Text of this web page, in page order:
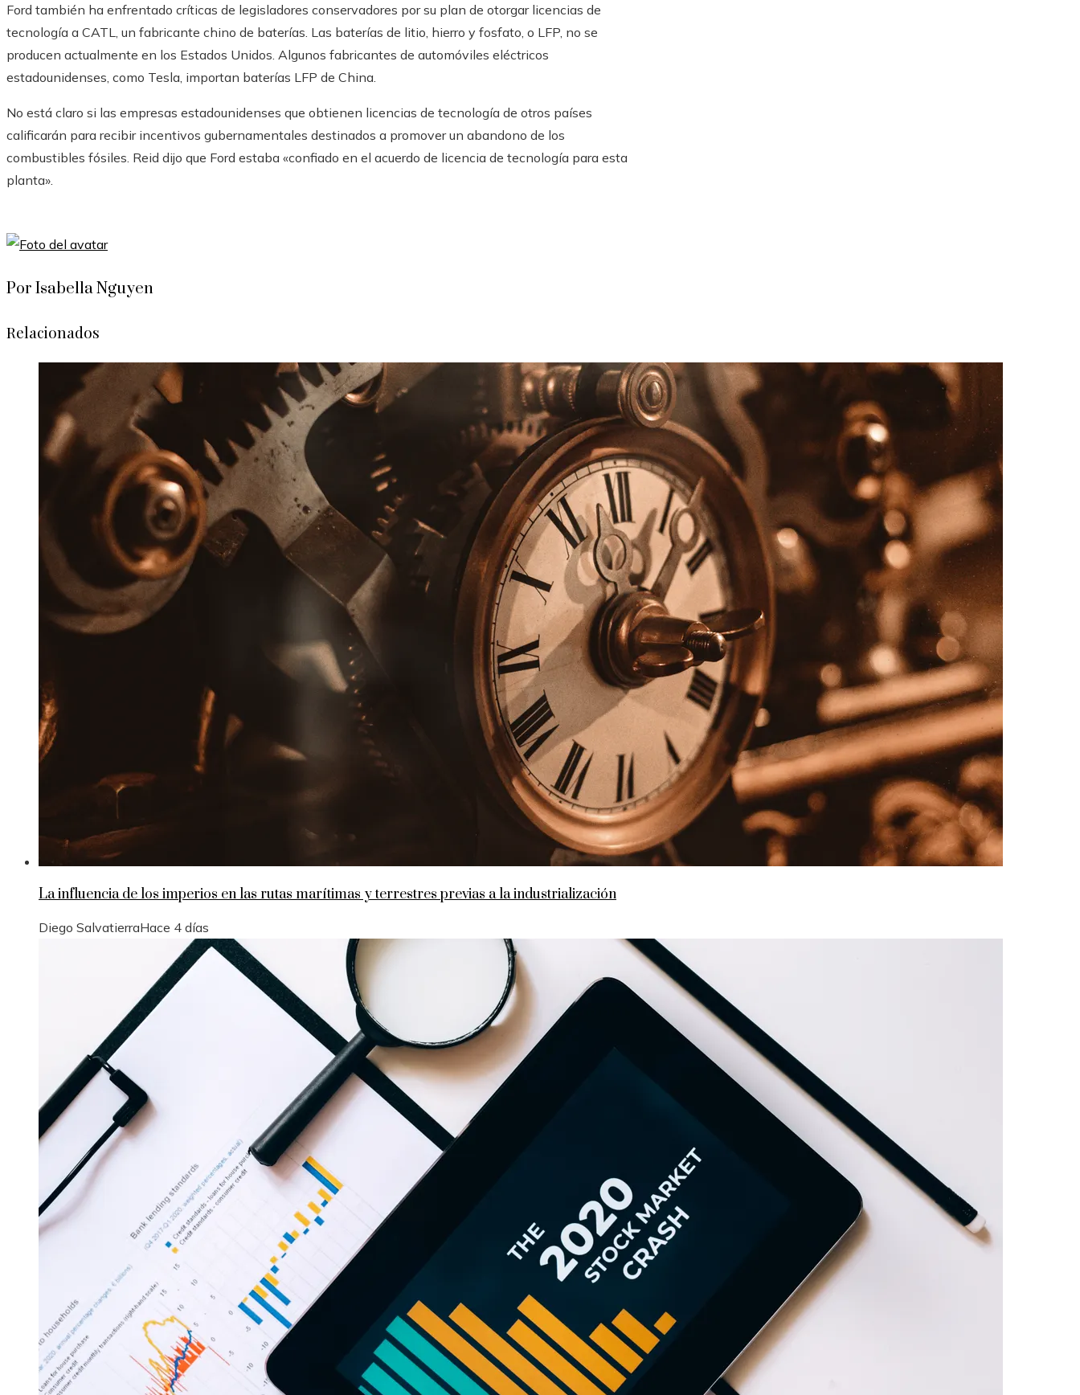
Ford también ha enfrentado críticas de legisladores conservadores por su plan de otorgar licencias de
tecnología a CATL, un fabricante chino de baterías. Las baterías de litio, hierro y fosfato, o LFP, no se
producen actualmente en los Estados Unidos. Algunos fabricantes de automóviles eléctricos
estadounidenses, como Tesla, importan baterías LFP de China.
No está claro si las empresas estadounidenses que obtienen licencias de tecnología de otros países
calificarán para recibir incentivos gubernamentales destinados a promover un abandono de los
combustibles fósiles. Reid dijo que Ford estaba «confiado en el acuerdo de licencia de tecnología para esta
planta».
Por Isabella Nguyen
Relacionados
La influencia de los imperios en las rutas marítimas y terrestres previas a la industrialización
Diego SalvatierraHace 4 días